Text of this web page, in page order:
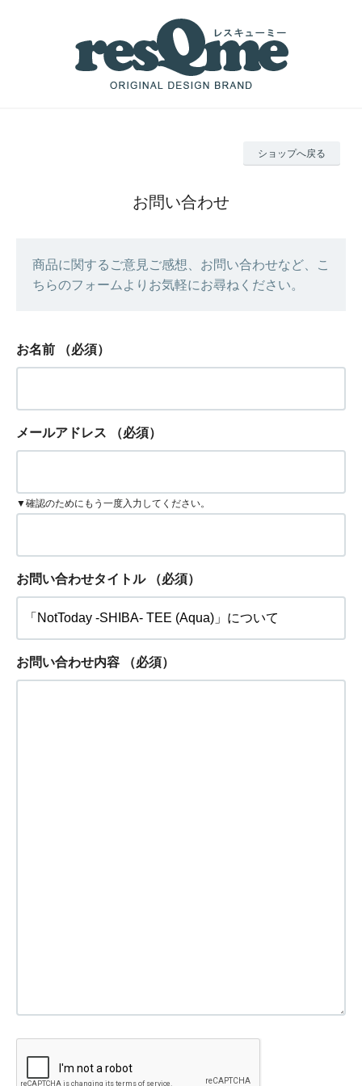
ショップへ戻る
お問い合わせ
商品に関するご意見ご感想、お問い合わせなど、こ
ちらのフォームよりお気軽にお尋ねください。
お名前 （必須）
メールアドレス （必須）
▼確認のためにもう一度入力してください。
お問い合わせタイトル （必須）
お問い合わせ内容 （必須）